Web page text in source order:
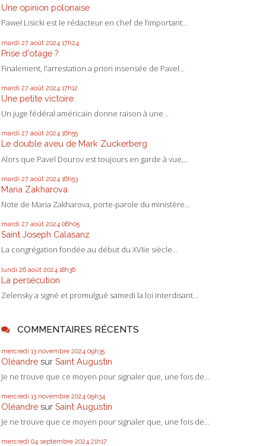
Une opinion polonaise
Paweł Lisicki est le rédacteur en chef de l’important...
mardi 27 août 2024 17h24
Prise d'otage ?
Finalement, l'arrestation a priori insensée de Pavel...
mardi 27 août 2024 17h12
Une petite victoire
Un juge fédéral américain donne raison à une...
mardi 27 août 2024 16h55
Le double aveu de Mark Zuckerberg
Alors que Pavel Dourov est toujours en garde à vue,...
mardi 27 août 2024 16h53
Maria Zakharova
Note de Maria Zakharova, porte-parole du ministère...
mardi 27 août 2024 06h05
Saint Joseph Calasanz
La congrégation fondée au début du XVIIe siècle...
lundi 26 août 2024 18h36
La persécution
Zelensky a signé et promulgué samedi la loi interdisant...
COMMENTAIRES RÉCENTS
mercredi 13 novembre 2024 09h35
Oléandre sur Saint Augustin
Je ne trouve que ce moyen pour signaler que, une fois de...
mercredi 13 novembre 2024 09h34
Oléandre sur Saint Augustin
Je ne trouve que ce moyen pour signaler que, une fois de...
mercredi 04 septembre 2024 21h17